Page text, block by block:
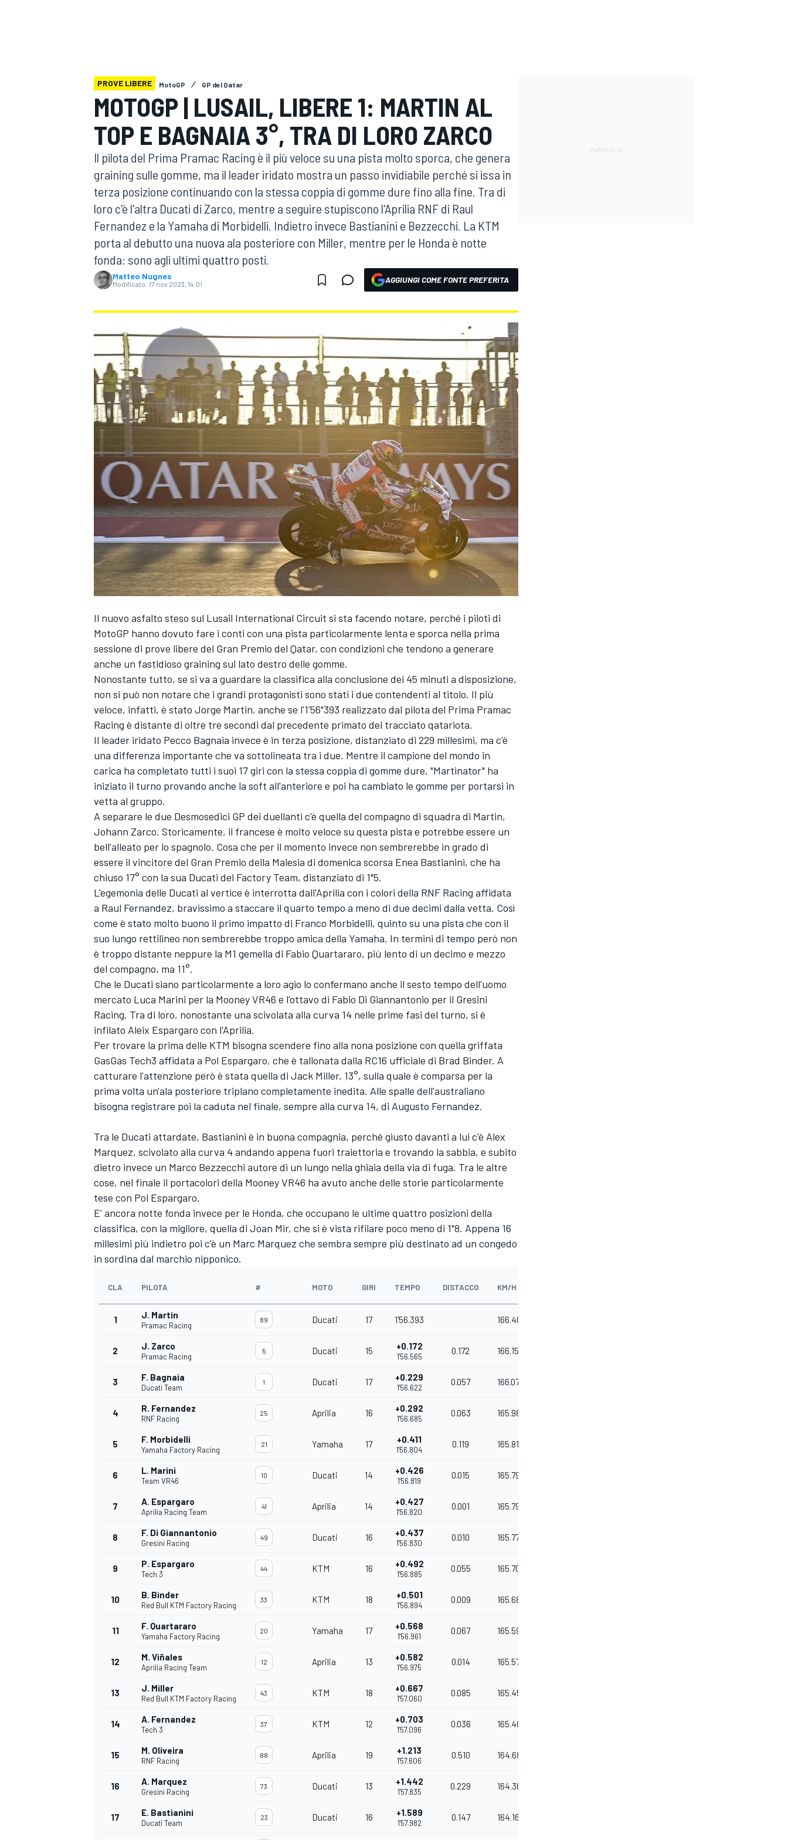
WRC
MONOPOSTO
ENDURANCE/GT
RALLY
PROVE LIBERE MotoGP GP del Qatar
MOTOGP | LUSAIL, LIBERE 1: MARTIN AL
TOP E BAGNAIA 3°, TRA DI LORO ZARCO
Il pilota del Prima Pramac Racing è il più veloce su una pista molto sporca, che genera
graining sulle gomme, ma il leader iridato mostra un passo invidiabile perché si issa in
terza posizione continuando con la stessa coppia di gomme dure fino alla fine. Tra di
loro c'è l'altra Ducati di Zarco, mentre a seguire stupiscono l'Aprilia RNF di Raul
Fernandez e la Yamaha di Morbidelli. Indietro invece Bastianini e Bezzecchi. La KTM
porta al debutto una nuova ala posteriore con Miller, mentre per le Honda è notte
fonda: sono agli ultimi quattro posti.
Matteo Nugnes
Modificato: 17 nov 2023, 14:01 AGGIUNGI COME FONTE PREFERITA
Il nuovo asfalto steso sul Lusail International Circuit si sta facendo notare, perché i piloti di
MotoGP hanno dovuto fare i conti con una pista particolarmente lenta e sporca nella prima
sessione di prove libere del Gran Premio del Qatar, con condizioni che tendono a generare
anche un fastidioso graining sul lato destro delle gomme.
Nonostante tutto, se si va a guardare la classifica alla conclusione dei 45 minuti a disposizione,
non si può non notare che i grandi protagonisti sono stati i due contendenti al titolo. Il più
veloce, infatti, è stato Jorge Martin, anche se l'1'56"393 realizzato dal pilota del Prima Pramac
Racing è distante di oltre tre secondi dal precedente primato del tracciato qatariota.
Il leader iridato Pecco Bagnaia invece è in terza posizione, distanziato di 229 millesimi, ma c'è
una differenza importante che va sottolineata tra i due. Mentre il campione del mondo in
carica ha completato tutti i suoi 17 giri con la stessa coppia di gomme dure, "Martinator" ha
iniziato il turno provando anche la soft all'anteriore e poi ha cambiato le gomme per portarsi in
vetta al gruppo.
A separare le due Desmosedici GP dei duellanti c'è quella del compagno di squadra di Martin,
Johann Zarco. Storicamente, il francese è molto veloce su questa pista e potrebbe essere un
bell'alleato per lo spagnolo. Cosa che per il momento invece non sembrerebbe in grado di
essere il vincitore del Gran Premio della Malesia di domenica scorsa Enea Bastianini, che ha
chiuso 17° con la sua Ducati del Factory Team, distanziato di 1"5.
L'egemonia delle Ducati al vertice è interrotta dall'Aprilia con i colori della RNF Racing affidata
a Raul Fernandez, bravissimo a staccare il quarto tempo a meno di due decimi dalla vetta. Così
come è stato molto buono il primo impatto di Franco Morbidelli, quinto su una pista che con il
suo lungo rettilineo non sembrerebbe troppo amica della Yamaha. In termini di tempo però non
è troppo distante neppure la M1 gemella di Fabio Quartararo, più lento di un decimo e mezzo
del compagno, ma 11°.
Che le Ducati siano particolarmente a loro agio lo confermano anche il sesto tempo dell'uomo
mercato Luca Marini per la Mooney VR46 e l'ottavo di Fabio Di Giannantonio per il Gresini
Racing. Tra di loro, nonostante una scivolata alla curva 14 nelle prime fasi del turno, si è
infilato Aleix Espargaro con l'Aprilia.
Per trovare la prima delle KTM bisogna scendere fino alla nona posizione con quella griffata
GasGas Tech3 affidata a Pol Espargaro, che è tallonata dalla RC16 ufficiale di Brad Binder. A
catturare l'attenzione però è stata quella di Jack Miller, 13°, sulla quale è comparsa per la
prima volta un'ala posteriore triplano completamente inedita. Alle spalle dell'australiano
bisogna registrare poi la caduta nel finale, sempre alla curva 14, di Augusto Fernandez.
Tra le Ducati attardate, Bastianini è in buona compagnia, perché giusto davanti a lui c'è Alex
Marquez, scivolato alla curva 4 andando appena fuori traiettoria e trovando la sabbia, e subito
dietro invece un Marco Bezzecchi autore di un lungo nella ghiaia della via di fuga. Tra le altre
cose, nel finale il portacolori della Mooney VR46 ha avuto anche delle storie particolarmente
tese con Pol Espargaro.
E' ancora notte fonda invece per le Honda, che occupano le ultime quattro posizioni della
classifica, con la migliore, quella di Joan Mir, che si è vista rifilare poco meno di 1"8. Appena 16
millesimi più indietro poi c'è un Marc Marquez che sembra sempre più destinato ad un congedo
in sordina dal marchio nipponico.
CLA PILOTA # MOTO GIRI TEMPO DISTACCO KM/H
1 J. Martin
Pramac Racing
89 Ducati 17 1'56.393 166.401
2 J. Zarco
Pramac Racing
5 Ducati 15 +0.172
1'56.565
0.172 166.156
3 F. Bagnaia
Ducati Team
1 Ducati 17 +0.229
1'56.622
0.057 166.075
4 R. Fernandez
RNF Racing
25 Aprilia 16 +0.292
1'56.685
0.063 165.985
5 F. Morbidelli
Yamaha Factory Racing
21 Yamaha 17 +0.411
1'56.804
0.119 165.816
6 L. Marini
Team VR46
10 Ducati 14 +0.426
1'56.819
0.015 165.794
7 A. Espargaro
Aprilia Racing Team
41 Aprilia 14 +0.427
1'56.820
0.001 165.793
8 F. Di Giannantonio
Gresini Racing
49 Ducati 16 +0.437
1'56.830
0.010 165.779
9 P. Espargaro
Tech 3
44 KTM 16 +0.492
1'56.885
0.055 165.701
10 B. Binder
Red Bull KTM Factory Racing
33 KTM 18 +0.501
1'56.894
0.009 165.688
11 F. Quartararo
Yamaha Factory Racing
20 Yamaha 17 +0.568
1'56.961
0.067 165.593
12 M. Viñales
Aprilia Racing Team
12 Aprilia 13 +0.582
1'56.975
0.014 165.573
13 J. Miller
Red Bull KTM Factory Racing
43 KTM 18 +0.667
1'57.060
0.085 165.453
14 A. Fernandez
Tech 3
37 KTM 12 +0.703
1'57.096
0.036 165.402
15 M. Oliveira
RNF Racing
88 Aprilia 19 +1.213
1'57.606
0.510 164.685
16 A. Marquez
Gresini Racing
73 Ducati 13 +1.442
1'57.835
0.229 164.365
17 E. Bastianini
Ducati Team
23 Ducati 16 +1.589
1'57.982
0.147 164.160